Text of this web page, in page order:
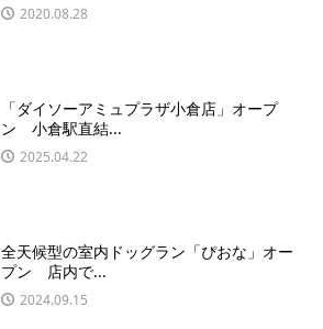
2020.08.28
「ダイソーアミュプラザ小倉店」オープ
ン 小倉駅直結...
2025.04.22
全天候型の室内ドッグラン「ぴおな」オー
プン 店内で...
2024.09.15